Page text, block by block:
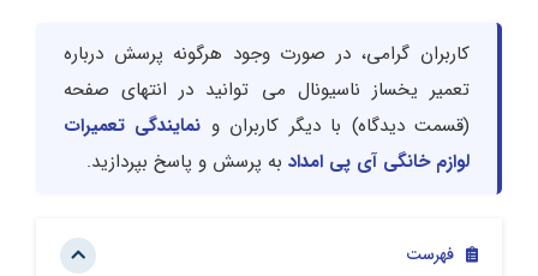
کاربران گرامی، در صورت وجود هرگونه پرسش درباره
تعمیر یخساز ناسیونال می توانید در انتهای صفحه
(قسمت دیدگاه) با دیگر کاربران و نمایندگی تعمیرات
لوازم خانگی آی پی امداد به پرسش و پاسخ بپردازید.
فهرست